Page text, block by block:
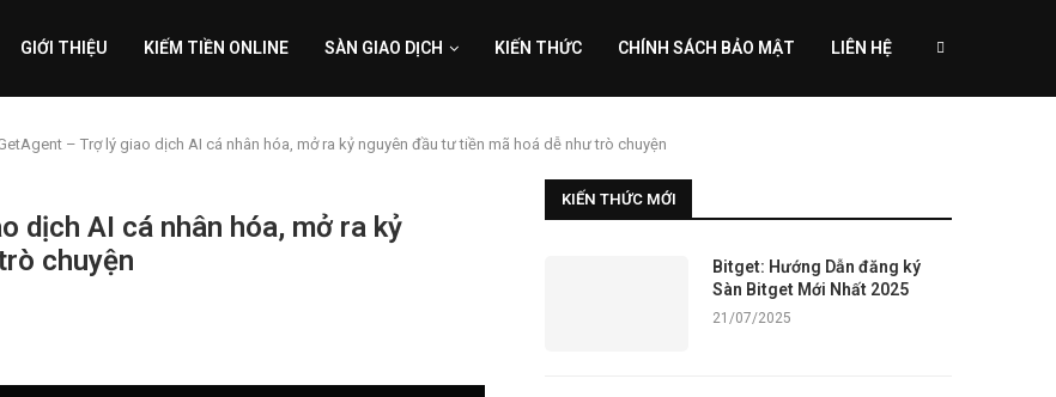
GIỚI THIỆU KIẾM TIỀN ONLINE SÀN GIAO DỊCH KIẾN THỨC CHÍNH SÁCH BẢO MẬT LIÊN HỆ
– Trợ lý giao dịch AI cá nhân hóa, mở ra kỷ nguyên đầu tư tiền mã hoá dễ như trò chuyện
dịch AI cá nhân hóa, mở ra kỷ
chuyện
KIẾN THỨC MỚI
Bitget: Hướng Dẫn đăng ký
Sàn Bitget Mới Nhất 2025
21/07/2025